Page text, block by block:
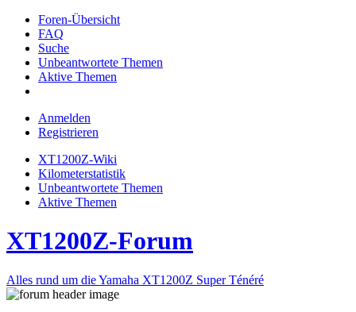
Foren-Übersicht
FAQ
Suche
Unbeantwortete Themen
Aktive Themen
Anmelden
Registrieren
XT1200Z-Wiki
Kilometerstatistik
Unbeantwortete Themen
Aktive Themen
XT1200Z-Forum
Alles rund um die Yamaha XT1200Z Super Ténéré